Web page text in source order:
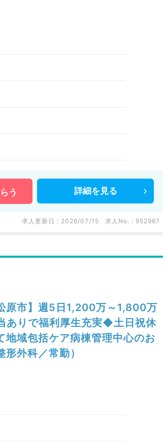
う 詳細を 見る
求人更新日 : 2026/07/15 求人No. : 952967
原市】週5日1,200万～1,800万
ありで福利厚生充実◆土日祝休
地域包括ケア病棟管理中心のお
外科／常勤）